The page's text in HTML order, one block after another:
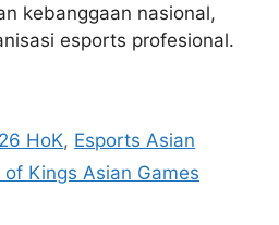
kebanggaan nasional,
esports profesional.
HoK, Esports Asian
of Kings Asian Games